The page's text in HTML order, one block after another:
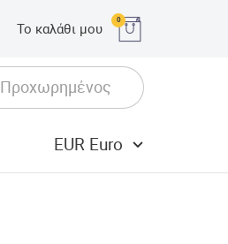
Το καλάθι μου
0
Προχωρημένος
EUR Euro